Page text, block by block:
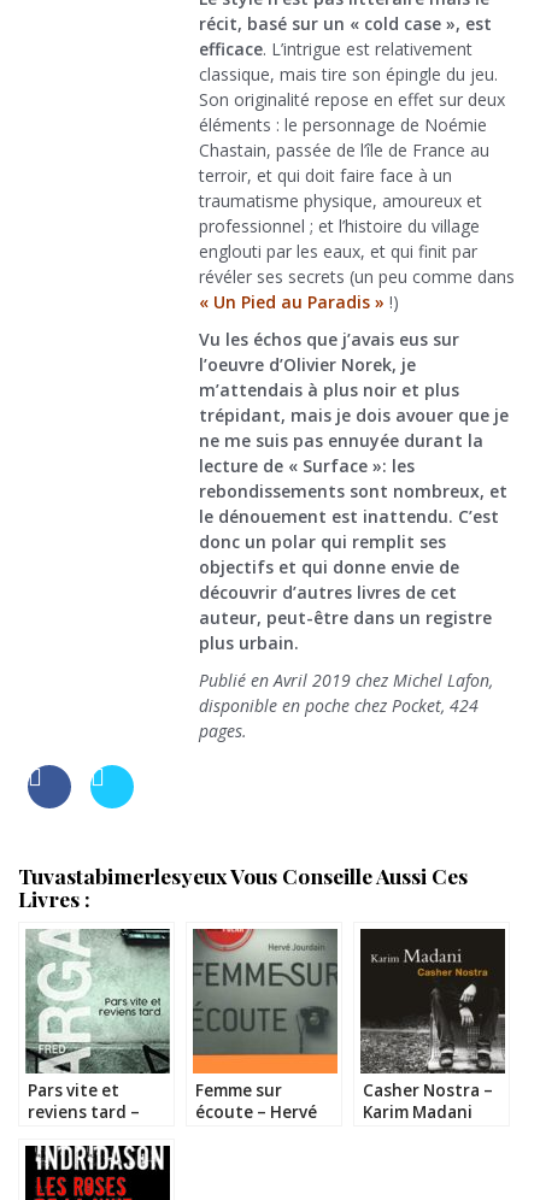
récit, basé sur un « cold case », est
efficace. L’intrigue est relativement
classique, mais tire son épingle du jeu.
Son originalité repose en effet sur deux
éléments : le personnage de Noémie
Chastain, passée de l’île de France au
terroir, et qui doit faire face à un
traumatisme physique, amoureux et
professionnel ; et l’histoire du village
englouti par les eaux, et qui finit par
révéler ses secrets (un peu comme dans
« Un Pied au Paradis » !)
Vu les échos que j’avais eus sur
l’oeuvre d’Olivier Norek, je
m’attendais à plus noir et plus
trépidant, mais je dois avouer que je
ne me suis pas ennuyée durant la
lecture de « Surface »: les
rebondissements sont nombreux, et
le dénouement est inattendu. C’est
donc un polar qui remplit ses
objectifs et qui donne envie de
découvrir d’autres livres de cet
auteur, peut-être dans un registre
plus urbain.
Publié en Avril 2019 chez Michel Lafon,
disponible en poche chez Pocket, 424
pages.
Tuvastabimerlesyeux Vous Conseille Aussi Ces
Livres :
Pars vite et
reviens tard –
Femme sur
écoute – Hervé
Casher Nostra –
Karim Madani